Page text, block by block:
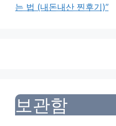
는 법 (내돈내산 찐후기)”
보관함